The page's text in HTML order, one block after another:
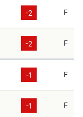
-2 F
-2 F
-1 F
-1 F